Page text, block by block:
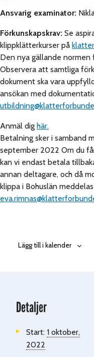
Ansvarig examinator:
Förkunskapskrav: Se
klippklätterkurser på
Den nya gällande normen
Observera att samtliga
dokument ska vara
ansökan med
Anmäl dig här.
Betalning sker i samband
september 2022 Om du
kan vi endast betala
annan deltagare, och då
klippa i Bohuslän
Lägg till i kalender
Detaljer
Start: 1 oktober,
2022